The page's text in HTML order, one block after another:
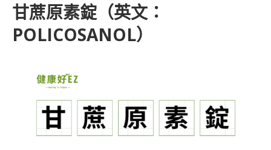
甘蔗原素錠（英文：
POLICOSANOL）